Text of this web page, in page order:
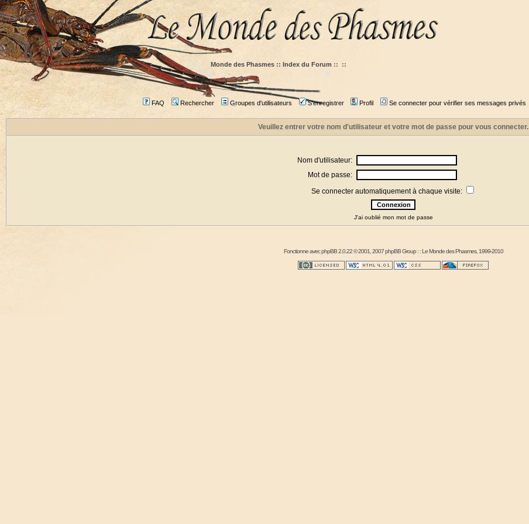
Monde des Phasmes :: Index du Forum :: ::
FAQ Rechercher Groupes d'utilisateurs S'enregistrer Profil Se connecter pour vérifier ses messages privés
Veuillez entrer votre nom d'utilisateur et votre mot de passe pour vous connecter.
Nom d'utilisateur:
Mot de passe:
Se connecter automatiquement à chaque visite:
J'ai oublié mon mot de passe
Fonctionne avecphpBB2.0.22 © 2001, 2007 phpBB Group : :Le Monde des Phasmes, 1999-2010